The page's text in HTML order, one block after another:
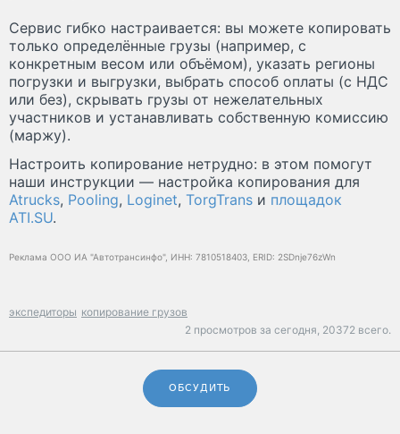
Сервис гибко настраивается: вы можете копировать
только определённые грузы (например, с
конкретным весом или объёмом), указать регионы
погрузки и выгрузки, выбрать способ оплаты (с НДС
или без), скрывать грузы от нежелательных
участников и устанавливать собственную комиссию
(маржу).
Настроить копирование нетрудно: в этом помогут
наши инструкции — настройка копирования для
Atrucks, Pooling, Loginet, TorgTrans и площадок
ATI.SU.
Реклама ООО ИА "Автотрансинфо", ИНН: 7810518403, ERID: 2SDnje76zWn
экспедиторы копирование грузов
2 просмотров за сегодня, 20372 всего.
ОБСУДИТЬ